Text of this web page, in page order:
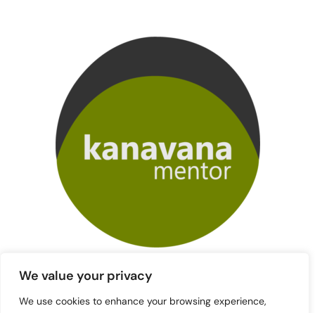
We value your privacy
We use cookies to enhance your browsing experience,